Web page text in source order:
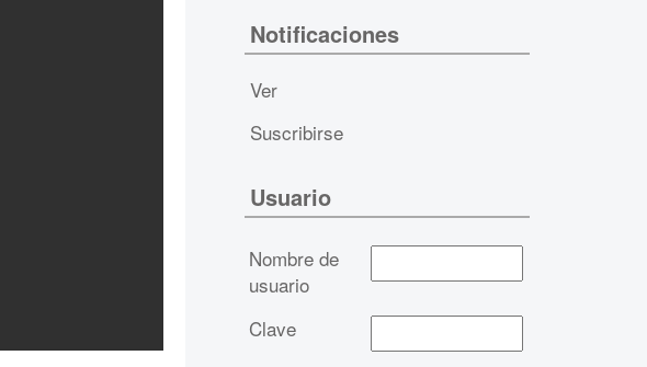
Notificaciones
Ver
Suscribirse
Usuario
Nombre de
usuario
Clave